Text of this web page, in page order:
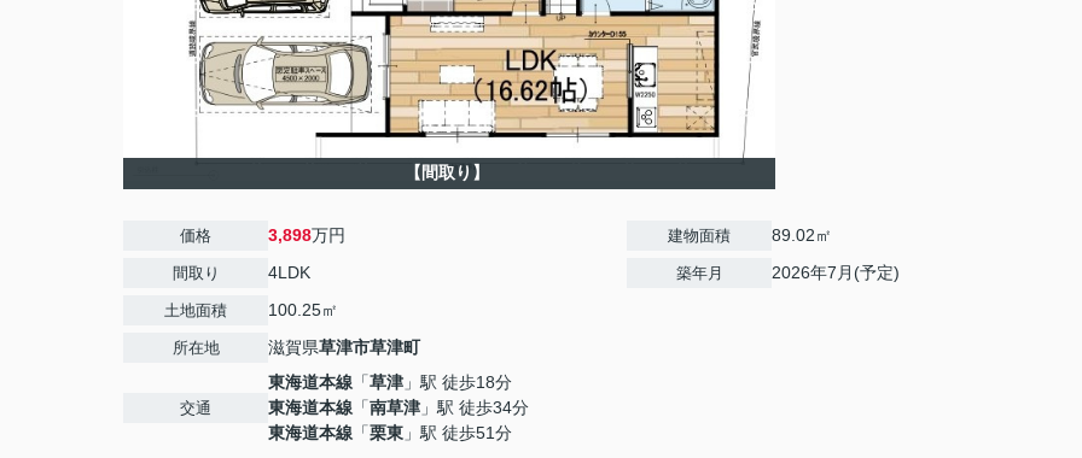
【間取り】
価格 3,898万円
間取り 4LDK
土地面積 100.25㎡
所在地 滋賀県草津市草津町
交通
東海道本線 「草津 」駅 徒歩18分
東海道本線 「南草津 」駅 徒歩34分
東海道本線 「栗東 」駅 徒歩51分
建物面積 89.02㎡
築年月 2026年7月(予定)